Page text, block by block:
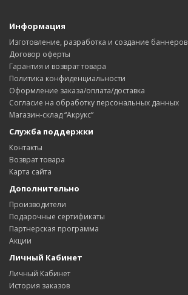
Информация
Изготовление, разработка и создание баннеров
Договор оферты
Гарантия и возврат товара
Политика конфиденциальности
Оформление заказа/оплата/доставка
Согласие на обработку персональных данных
Магазин-склад “Акрукс”
Служба поддержки
Контакты
Возврат товара
Карта сайта
Дополнительно
Производители
Подарочные сертификаты
Партнерская программа
Акции
Личный Кабинет
Личный Кабинет
История заказов